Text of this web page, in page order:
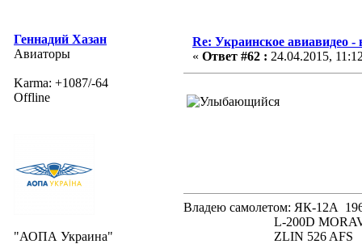
Геннадий Хазан
Авиаторы
Karma: +1087/-64
Offline
"АОПА Украина"
Re: Украинское авиавидео -
« Ответ #62 : 24.04.2015,
Владею самолетом: ЯК-12А
L-200D MORAVA
ZLIN 526 AFS